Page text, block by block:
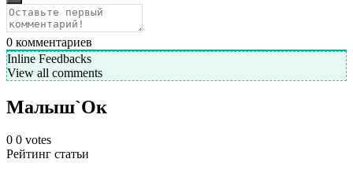
0 комментариев
Inline Feedbacks
View all comments
Малыш`Ок
0 0 votes
Рейтинг статьи